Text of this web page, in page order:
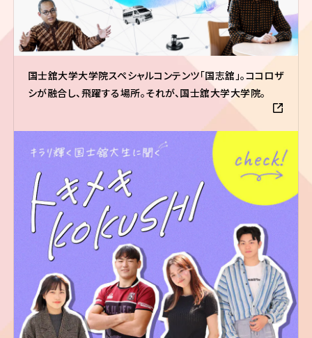
国士舘大学大学院スペシャルコンテンツ「国志舘」。ココロザ
シが融合し、飛躍する場所。それが、国士舘大学大学院。